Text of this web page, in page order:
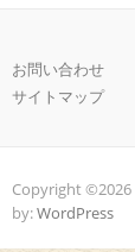
お問い合わせ
サイトマップ
Copyright ©2026
by:WordPress